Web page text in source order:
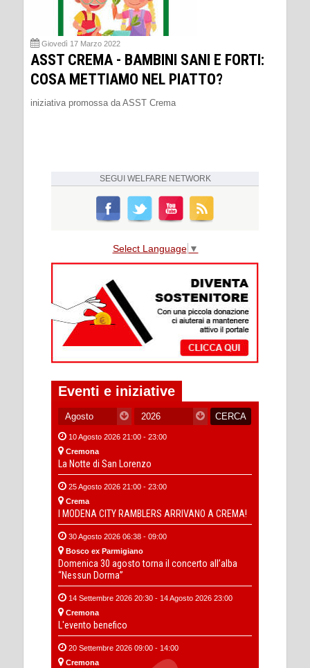
Giovedì 17 Marzo 2022
ASST CREMA - BAMBINI SANI E FORTI:
COSA METTIAMO NEL PIATTO?
iniziativa promossa da ASST Crema
SEGUI WELFARE NETWORK
Select Language ▼
Eventi e iniziative
10 Agosto 2026 21:00 - 23:00
Cremona
La Notte di San Lorenzo
25 Agosto 2026 21:00 - 23:00
Crema
I MODENA CITY RAMBLERS ARRIVANO A CREMA!
30 Agosto 2026 06:38 - 09:00
Bosco ex Parmigiano
Domenica 30 agosto torna il concerto all’alba
“Nessun Dorma”
14 Settembre 2026 20:30 - 14 Agosto 2026 23:00
Cremona
L'evento benefico
20 Settembre 2026 09:00 - 14:00
Cremona